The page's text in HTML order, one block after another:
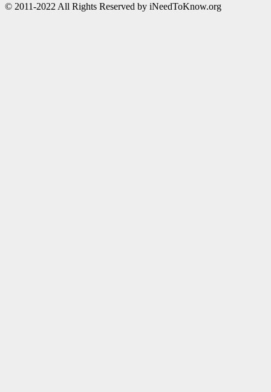
© 2011-2022 All Rights Reserved by iNeedToKnow.org